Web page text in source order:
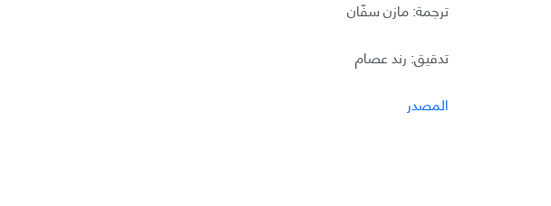
ترجمة: مازن سفّان
تدقيق: رند عصام
المصدر